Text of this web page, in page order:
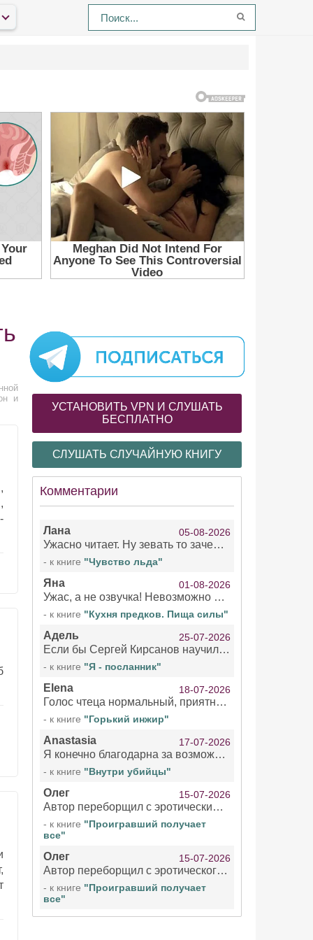
и
УСТАНОВИТЬ VPN И СЛУШАТЬ
БЕСПЛАТНО
СЛУШАТЬ СЛУЧАЙНУЮ КНИГУ
Комментарии
Лана 05-08-2026
Ужасно читает. Ну зевать то зачем. Уже не говорю, что ударения ставит, как хочет.
- к книге "Чувство льда"
Яна 01-08-2026
Ужас, а не озвучка! Невозможно вникать в смысл текста из за кривляний чтеца
- к книге "Кухня предков. Пища силы"
Адель 25-07-2026
Если бы Сергей Кирсанов научился не сглатывать каждые 1-2 минуты слюну, так что слышно в микрофоне и, что вызывает отвращение, то мелжно было бы слушать.
- к книге "Я - посланник"
Elena 18-07-2026
Голос чтеца нормальный, приятный тембр. Мне очень понравилось озвучивание рассказа. Очень странный отзыв Надежды. Может у неё что-то с нервами?
- к книге "Горький инжир"
Anastasia 17-07-2026
Я конечно благодарна за возможность бесплатно слушать книги даже новинки , но чтение этой книги просто ужасно
- к книге "Внутри убийцы"
Олег 15-07-2026
Автор переборщил с эротическими сценами. Похоже, с этим у него проблемы.
- к книге "Проигравший получает
все"
Олег 15-07-2026
Автор переборщил с эротического сценами. Похоже, с этим у него проблемы.
- к книге "Проигравший получает
все"